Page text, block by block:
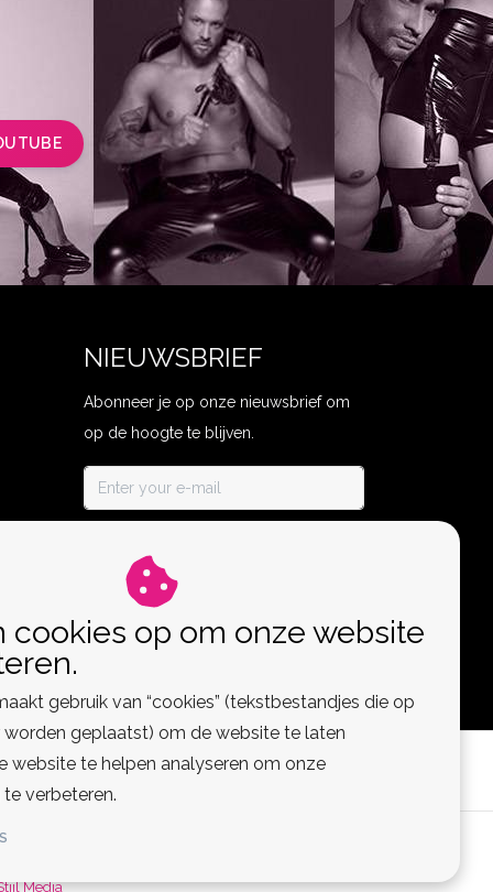
NIEUWSBRIEF
Abonneer je op onze nieuwsbrief om
op de hoogte te blijven.
Media
cookies op om onze website
gebruik van “cookies” (tekstbestandjes die op
geplaatst) om de website te laten
website te helpen analyseren om onze
verbeteren.